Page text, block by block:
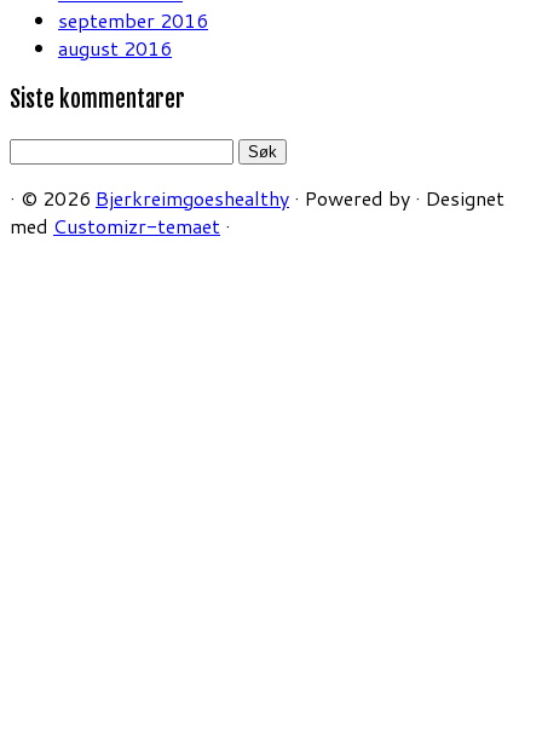
september 2016
august 2016
Siste kommentarer
Søk
· © 2026 Bjerkreimgoeshealthy · Powered by · Designet
med Customizr-temaet ·